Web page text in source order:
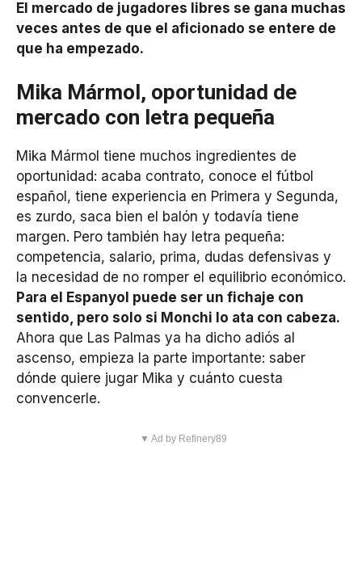
El mercado de jugadores libres se gana muchas
veces antes de que el aficionado se entere de
que ha empezado.
Mika Mármol, oportunidad de
mercado con letra pequeña
Mika Mármol tiene muchos ingredientes de
oportunidad: acaba contrato, conoce el fútbol
español, tiene experiencia en Primera y Segunda,
es zurdo, saca bien el balón y todavía tiene
margen. Pero también hay letra pequeña:
competencia, salario, prima, dudas defensivas y
la necesidad de no romper el equilibrio económico.
Para el Espanyol puede ser un fichaje con
sentido, pero solo si Monchi lo ata con cabeza.
Ahora que Las Palmas ya ha dicho adiós al
ascenso, empieza la parte importante: saber
dónde quiere jugar Mika y cuánto cuesta
convencerle.
▼ Ad by Refinery89